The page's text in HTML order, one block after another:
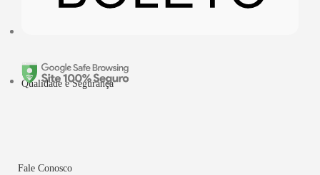
Qualidade e Segurança
Fale Conosco